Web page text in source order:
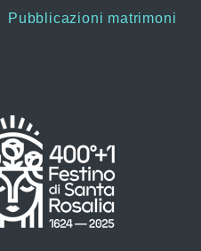
Pubblicazioni matrimoni